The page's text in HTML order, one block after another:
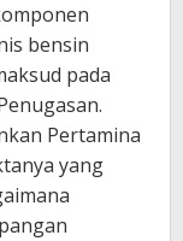
bensin
pada
Pertamina
yang